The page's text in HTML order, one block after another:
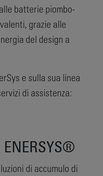
batterie piombo-
grazie alle
del design a
e sulla sua linea
di assistenza:
ENERSYS®
di accumulo di